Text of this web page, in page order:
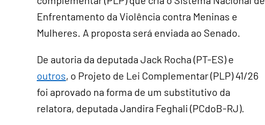
Enfrentamento da Violência contra Meninas e
Mulheres. A proposta será enviada ao Senado.
De autoria da deputada Jack Rocha (PT-ES) e
outros, o Projeto de Lei Complementar (PLP) 41/26
foi aprovado na forma de um substitutivo da
relatora, deputada Jandira Feghali (PCdoB-RJ).